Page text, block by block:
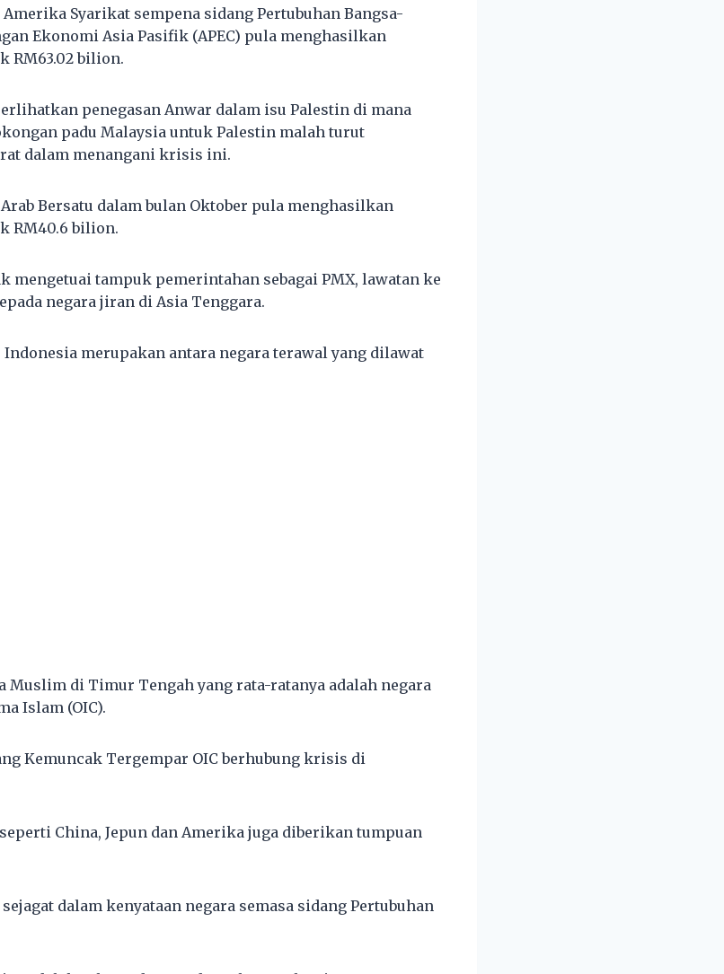
Syarikat sempena sidang Pertubuhan Bangsa-
Ekonomi Asia Pasifik (APEC) pula menghasilkan
RM63.02 bilion.
penegasan Anwar dalam isu Palestin di mana
padu Malaysia untuk Palestin malah turut
dalam menangani krisis ini.
Bersatu dalam bulan Oktober pula menghasilkan
RM40.6 bilion.
mengetuai tampuk pemerintahan sebagai PMX, lawatan ke
negara jiran di Asia Tenggara.
merupakan antara negara terawal yang dilawat
Muslim di Timur Tengah yang rata-ratanya adalah negara
Islam (OIC).
Kemuncak Tergempar OIC berhubung krisis di
China, Jepun dan Amerika juga diberikan tumpuan
dalam kenyataan negara semasa sidang Pertubuhan